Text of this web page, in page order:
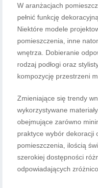
W aranżacjach
pełnić funkcję
Niektóre modele
pomieszczenia, inne
wnętrza. Dobieranie
rodzaj podłogi oraz
kompozycję przestrzeni
Zmieniające się trendy
wykorzystywane
obejmujące zarówno
praktyce wybór dekoracji
pomieszczenia, ilością
szerokiej dostępności
odpowiadających